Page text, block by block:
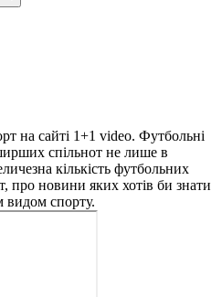
на сайті 1+1 video. Футбольні
спільнот не лише в
кількість футбольних
про новини яких хотів би знати
видом спорту.